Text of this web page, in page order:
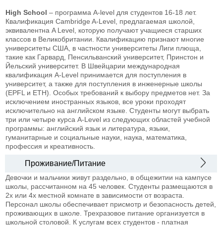
High School – программа A-level для студентов 16-18 лет.
Квалификация Cambridge A-Level, предлагаемая школой,
эквивалентна A Level, которую получают учащиеся старших
классов в Великобритании. Квалификацию признают многие
университеты США, в частности университеты Лиги плюща,
такие как Гарвард, Пенсильванский университет, Принстон и
Йельский университет. В Швейцарии международная
квалификация A-Level принимается для поступления в
университет, а также для поступления в инженерные школы
(EPFL и ETH). Особых требований к выбору предметов нет. За
исключением иностранных языков, все уроки проходят
исключительно на английском языке. Студенты могут выбрать
три или четыре курса A-Level из следующих областей учебной
программы: английский язык и литература, языки,
гуманитарные и социальные науки, наука, математика,
профессия и креативность.
Проживание/Питание
Девочки и мальчики живут раздельно, в общежитии на кампусе
школы, рассчитанном на 45 человек. Студенты размещаются в
2х или 4х местной комнате в зависимости от возраста.
Персонал школы обеспечивает присмотр и безопасность детей,
проживающих в школе. Трехразовое питание организуется в
школьной столовой. К услугам всех студентов - платная